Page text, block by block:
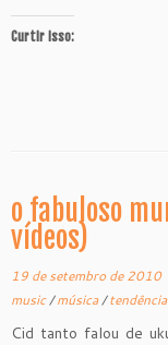
Curtir isso:
o fabuloso
vídeos)
19 de setembro de 2010
music/música/tendência
Cid tanto falou de